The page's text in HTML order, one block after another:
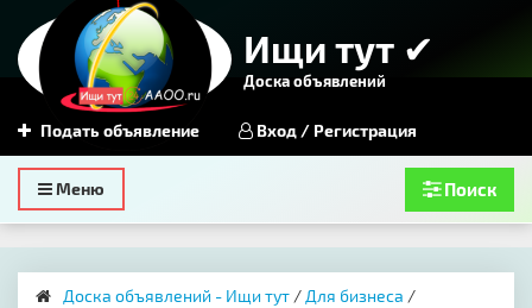
Ищи тут ✔
Доска объявлений
Подать объявление Вход / Регистрация
Toggle
navigation
Меню Поиск
Доска объявлений - Ищи тут / Для бизнеса /